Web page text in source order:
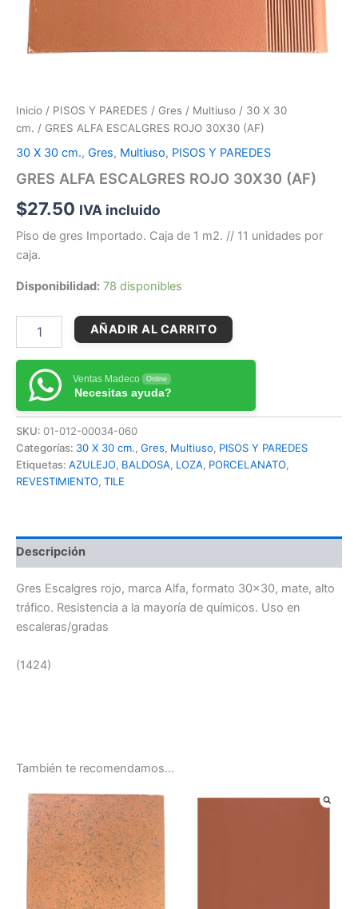
Inicio / PISOS Y PAREDES / Gres / Multiuso / 30 X 30
cm. / GRES ALFA ESCALGRES ROJO 30X30 (AF)
30 X 30 cm., Gres, Multiuso, PISOS Y PAREDES
GRES ALFA ESCALGRES ROJO 30X30 (AF)
$27.50 IVA incluido
Piso de gres Importado. Caja de 1 m2. // 11 unidades por
caja.
Disponibilidad: 78 disponibles
AÑADIR AL CARRITO
Ventas Madeco Online
Necesitas ayuda?
SKU: 01-012-00034-060
Categorías: 30 X 30 cm., Gres, Multiuso, PISOS Y PAREDES
Etiquetas: AZULEJO, BALDOSA, LOZA, PORCELANATO,
REVESTIMIENTO, TILE
Descripción
Gres Escalgres rojo, marca Alfa, formato 30×30, mate, alto
tráfico. Resistencia a la mayoría de químicos. Uso en
escaleras/gradas
(1424)
También te recomendamos…